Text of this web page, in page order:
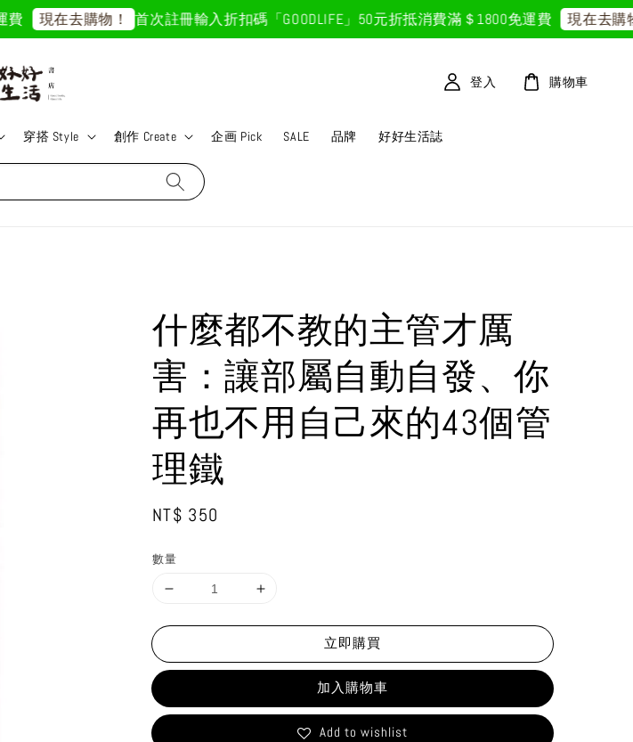
現在去購物！ 首次註冊輸入折扣碼「GOODLIFE」50元折抵消費滿＄1800免運費 現在去購物！
穿搭 Style 創作 Create 企画 Pick SALE 品牌 好好生活誌
登入 購物車
什麼都不教的主管才厲
害：讓部屬自動自發、你
再也不用自己來的43個管
理鐵
Regular
NT$ 350
數量
立即購買
加入購物車
Add to wishlist